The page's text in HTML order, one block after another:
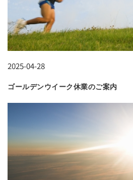
2025-04-28
ゴールデンウイーク休業のご案内